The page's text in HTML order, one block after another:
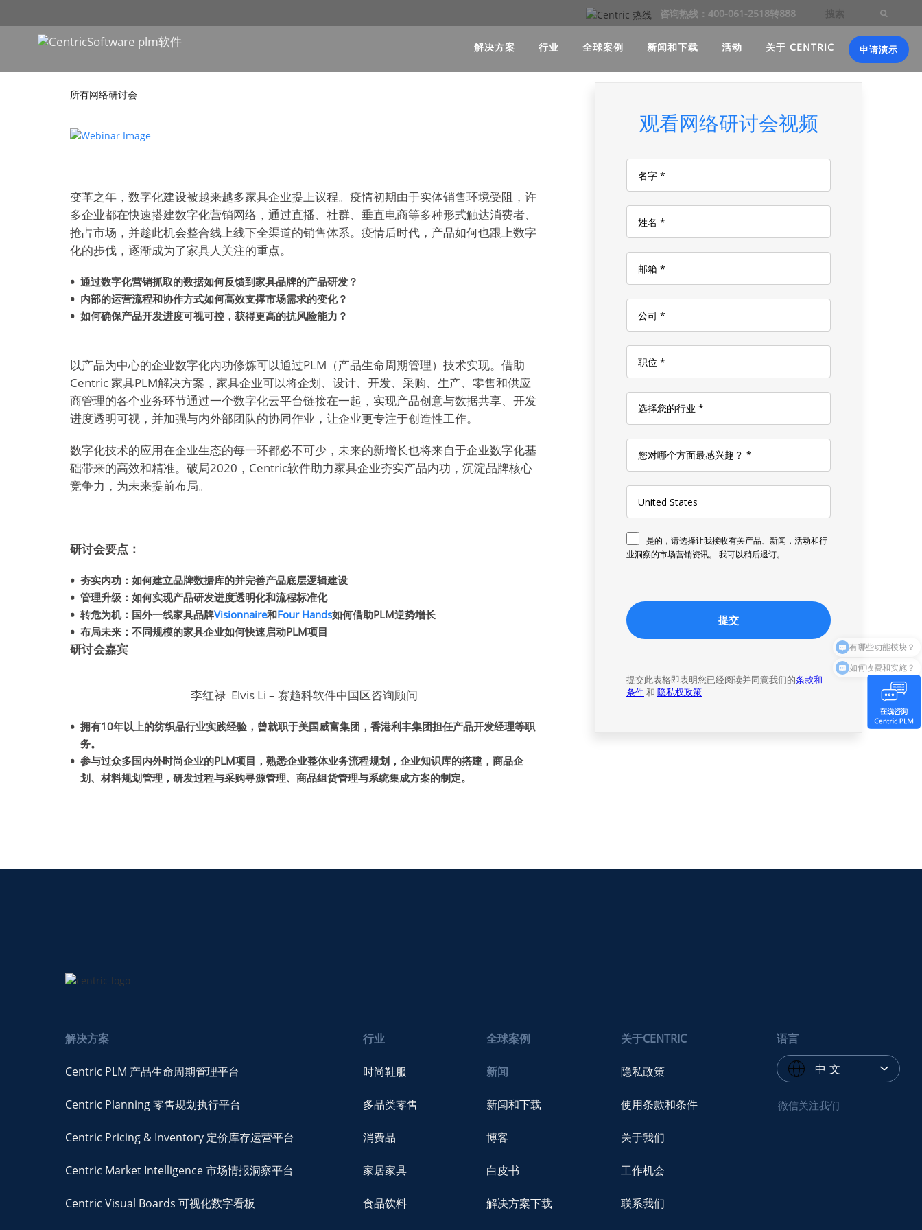
咨询热线：400-061-2518转888
解决方案 行业 全球案例 新闻和下载 活动 关于 CENTRIC 申请演示
所有网络研讨会
变革之年，数字化建设被越来越多家具企业提上议程。疫情初期由于实体销售环境受阻，许
多企业都在快速搭建数字化营销网络，通过直播、社群、垂直电商等多种形式触达消费者、
抢占市场，并趁此机会整合线上线下全渠道的销售体系。疫情后时代，产品如何也跟上数字
化的步伐，逐渐成为了家具人关注的重点。
通过数字化营销抓取的数据如何反馈到家具品牌的产品研发？
内部的运营流程和协作方式如何高效支撑市场需求的变化？
如何确保产品开发进度可视可控，获得更高的抗风险能力？
以产品为中心的企业数字化内功修炼可以通过PLM（产品生命周期管理）技术实现。借助
Centric 家具PLM解决方案，家具企业可以将企划、设计、开发、采购、生产、零售和供应
商管理的各个业务环节通过一个数字化云平台链接在一起，实现产品创意与数据共享、开发
进度透明可视，并加强与内外部团队的协同作业，让企业更专注于创造性工作。
数字化技术的应用在企业生态的每一环都必不可少，未来的新增长也将来自于企业数字化基
础带来的高效和精准。破局2020，Centric软件助力家具企业夯实产品内功，沉淀品牌核心
竞争力，为未来提前布局。
研讨会要点：
夯实内功：如何建立品牌数据库的并完善产品底层逻辑建设
管理升级：如何实现产品研发进度透明化和流程标准化
转危为机：国外一线家具品牌Visionnaire和Four Hands如何借助PLM逆势增长
布局未来：不同规模的家具企业如何快速启动PLM项目
研讨会嘉宾
李红禄 Elvis Li – 赛趋科软件中国区咨询顾问
拥有10年以上的纺织品行业实践经验，曾就职于美国威富集团，香港利丰集团担任产品开发经理等职
务。
参与过众多国内外时尚企业的PLM项目，熟悉企业整体业务流程规划，企业知识库的搭建，商品企
划、材料规划管理，研发过程与采购寻源管理、商品组货管理与系统集成方案的制定。
观看网络研讨会视频
解决方案
Centric PLM 产品生命周期管理平台
Centric Planning 零售规划执行平台
Centric Pricing & Inventory 定价库存运营平台
Centric Market Intelligence 市场情报洞察平台
Centric Visual Boards 可视化数字看板
行业
时尚鞋服
多品类零售
消费品
家居家具
食品饮料
全球案例
新闻
新闻和下载
博客
白皮书
解决方案下载
关于CENTRIC
隐私政策
使用条款和条件
关于我们
工作机会
联系我们
语言
中 文
微信关注我们
如何收费和实施？